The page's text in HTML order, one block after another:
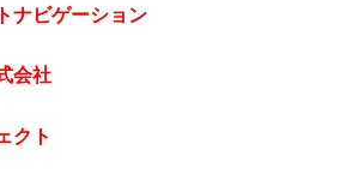
ナビゲーション
会社
クト